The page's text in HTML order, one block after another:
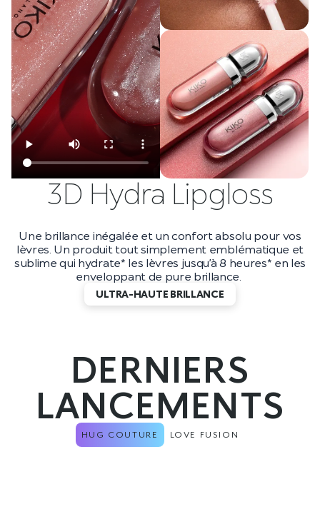
3D Hydra Lipgloss
Une brillance inégalée et un confort absolu pour vos
lèvres. Un produit tout simplement emblématique et
sublime qui hydrate* les lèvres jusqu’à 8 heures* en les
enveloppant de pure brillance.
ULTRA-HAUTE BRILLANCE
DERNIERS
LANCEMENTS
HUG COUTURE LOVE FUSION